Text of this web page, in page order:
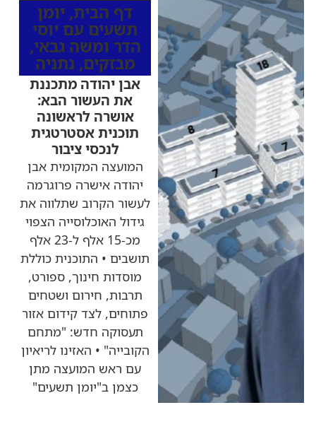
דף הבית, יומן
תשעים עם יוסי
הדר ומשה גבאי,
מבזקים, נתניה
אבן יהודה מתכננת
את העשור הבא:
אושרה לראשונה
תוכנית אסטרטגית
לנכסי ציבור
המועצה המקומית אבן
יהודה אישרה פרוגרמה
לעשור הקרוב שתלווה את
גידול האוכלוסייה הצפוי
מכ-15 אלף ל-23 אלף
תושבים • התוכנית כוללת
מוסדות חינוך, ספורט,
תרבות, חירום ושטחים
פתוחים, לצד קידום אזור
תעסוקה חדש: "מתחם
הקובייה" • האזינו לריאיון
עם ראש המועצה מתן
כצמן ב"יומן תשעים"